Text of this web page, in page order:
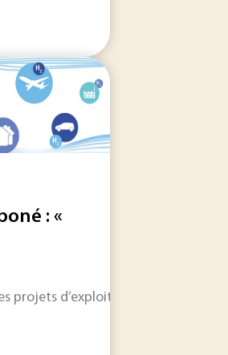
à venir.
l'actualité industrielle dans
: «
projets d’exploitation de la